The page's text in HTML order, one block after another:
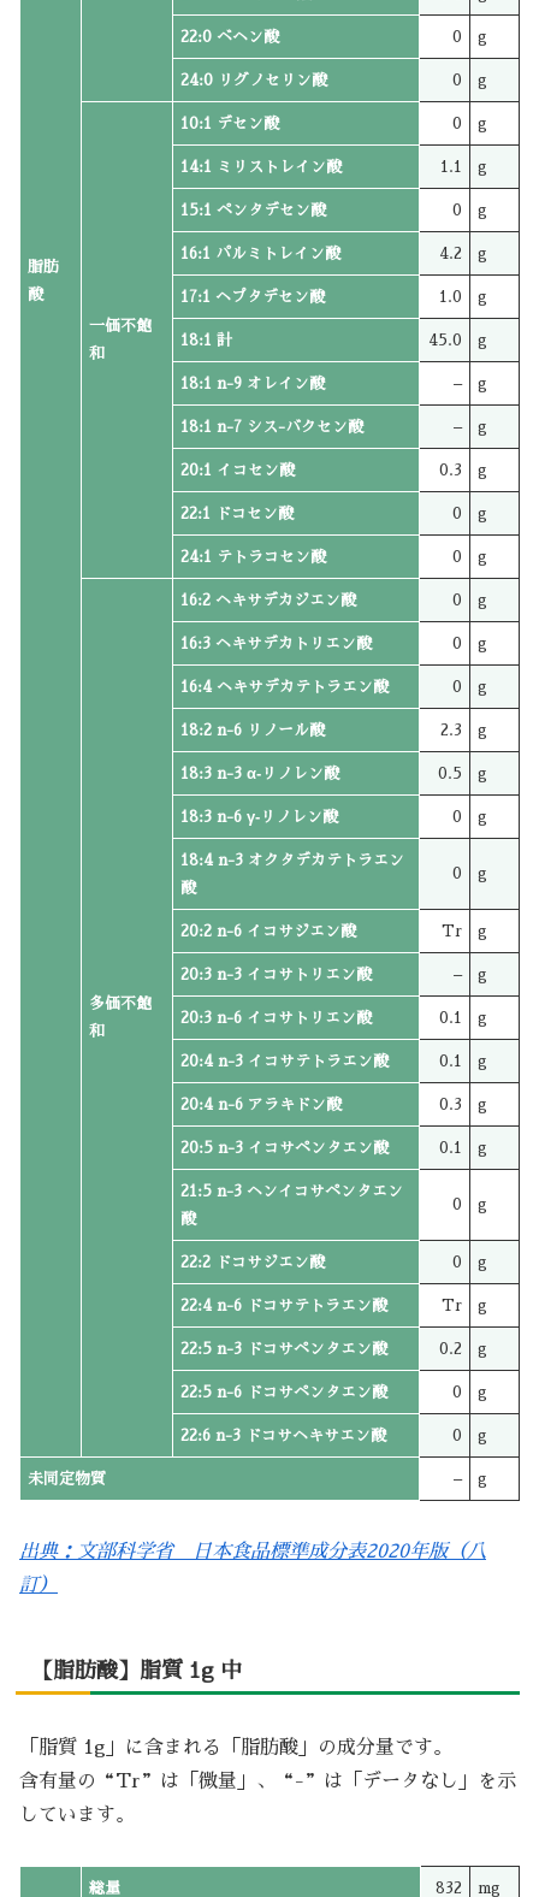
脂肪
酸
22:0 ベヘン酸 0 g
24:0 リグノセリン酸 0 g
一価不飽
和
10:1 デセン酸 0 g
14:1 ミリストレイン酸 1.1 g
15:1 ペンタデセン酸 0 g
16:1 パルミトレイン酸 4.2 g
17:1 ヘプタデセン酸 1.0 g
18:1 計 45.0 g
18:1 n-9 オレイン酸 – g
18:1 n-7 シス-バクセン酸 – g
20:1 イコセン酸 0.3 g
22:1 ドコセン酸 0 g
24:1 テトラコセン酸 0 g
多価不飽
和
16:2 ヘキサデカジエン酸 0 g
16:3 ヘキサデカトリエン酸 0 g
16:4 ヘキサデカテトラエン酸 0 g
18:2 n-6 リノール酸 2.3 g
18:3 n-3 α‐リノレン酸 0.5 g
18:3 n-6 γ‐リノレン酸 0 g
18:4 n-3 オクタデカテトラエン
酸
0 g
20:2 n-6 イコサジエン酸 Tr g
20:3 n-3 イコサトリエン酸 – g
20:3 n-6 イコサトリエン酸 0.1 g
20:4 n-3 イコサテトラエン酸 0.1 g
20:4 n-6 アラキドン酸 0.3 g
20:5 n-3 イコサペンタエン酸 0.1 g
21:5 n-3 ヘンイコサペンタエン
酸
0 g
22:2 ドコサジエン酸 0 g
22:4 n-6 ドコサテトラエン酸 Tr g
22:5 n-3 ドコサペンタエン酸 0.2 g
22:5 n-6 ドコサペンタエン酸 0 g
22:6 n-3 ドコサヘキサエン酸 0 g
未同定物質 – g
出典：文部科学省 日本食品標準成分表2020年版（八
訂）
【脂肪酸】脂質 1g 中
「脂質 1g」に含まれる「脂肪酸」の成分量です。
含有量の“Tr”は「微量」、“-”は「データなし」を示
しています。
総量 832 mg